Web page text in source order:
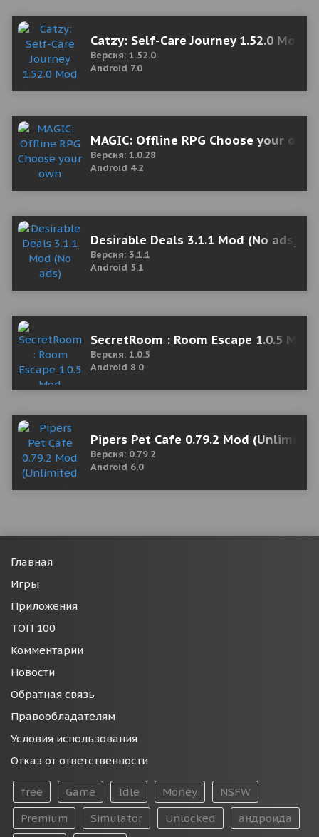
Catzy: Self-Care Journey 1.52.0 Mod
Версия: 1.52.0
Android 7.0
MAGIC: Offline RPG Choose your
Версия: 1.0.28
Android 4.2
Desirable Deals 3.1.1 Mod (No ads)
Версия: 3.1.1
Android 5.1
SecretRoom : Room Escape 1.0.5 Mod
Версия: 1.0.5
Android 8.0
Pipers Pet Cafe 0.79.2 Mod
Версия: 0.79.2
Android 6.0
Главная
Игры
Приложения
ТОП 100
Комментарии
Новости
Обратная связь
Правообладателям
Условия использования
Отказ от ответственности
free Game Idle Money
NSFW
Premium
Simulator Unlocked андроида